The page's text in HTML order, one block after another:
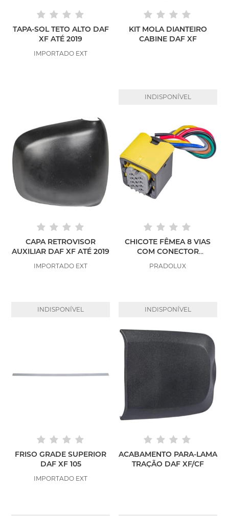
TAPA-SOL TETO ALTO DAF
XF ATÉ 2019
IMPORTADO EXT
KIT MOLA DIANTEIRO
CABINE DAF XF
INDISPONÍVEL
CAPA RETROVISOR
AUXILIAR DAF XF ATÉ 2019
IMPORTADO EXT
INDISPONÍVEL
CHICOTE FÊMEA 8 VIAS
COM CONECTOR
PRADOLUX
INDISPONÍVEL
FRISO GRADE SUPERIOR
DAF XF 105
IMPORTADO EXT
ACABAMENTO PARA-LAMA
TRAÇÃO DAF XF/CF